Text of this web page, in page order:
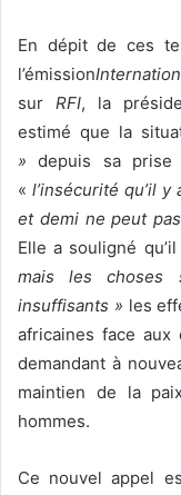
En dépit de ces
l’émission
surRFI, la
estimé que la
» depuis sa
« l’insécurité qu’il
et demi ne peut
Elle a souligné
mais les choses
insuffisants » les
africaines face
demandant à
maintien de la
hommes.
Ce nouvel appel